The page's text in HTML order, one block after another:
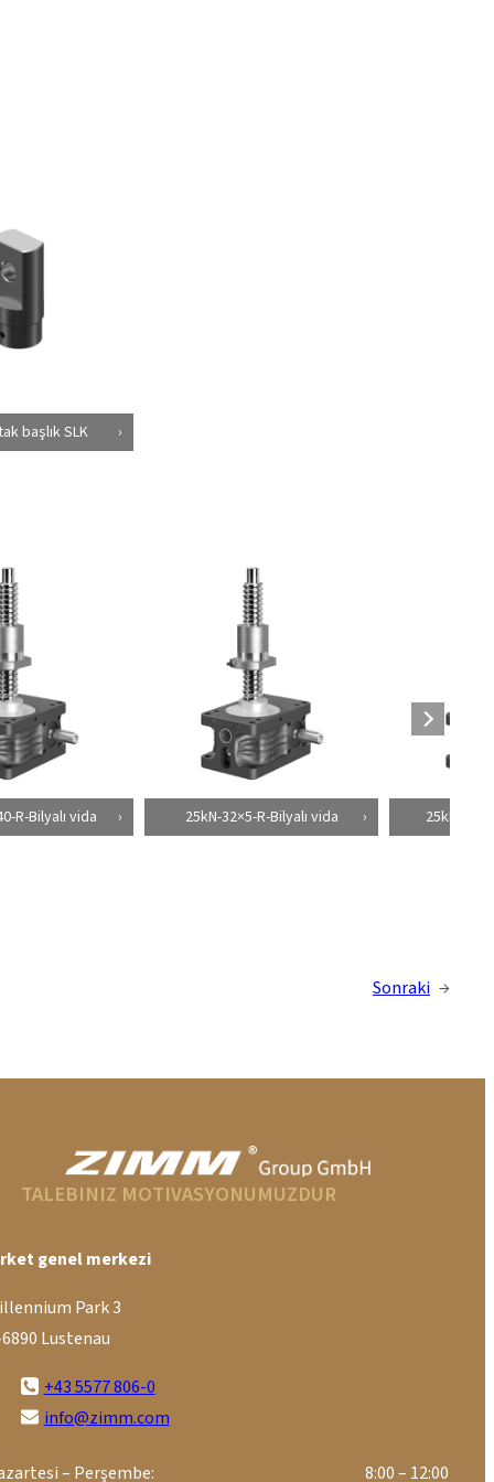
başlık SLK
R-Bilyalı vida 25kN-32×5-R-Bilyalı vida 25kN-
Sonraki →
TALEBINIZ MOTIVASYONUMUZDUR
genel merkezi
Park 3
Lustenau
+43 5577 806-0
info@zimm.com
– Perşembe: 8:00 – 12:00